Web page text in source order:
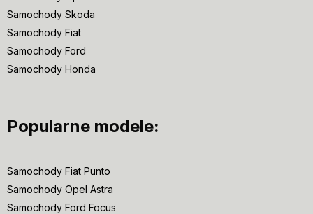
Samochody Skoda
Samochody Fiat
Samochody Ford
Samochody Honda
Popularne modele:
Samochody Fiat Punto
Samochody Opel Astra
Samochody Ford Focus